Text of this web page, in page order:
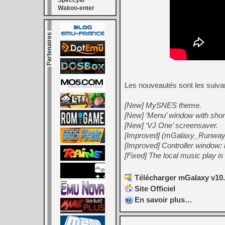
Wakoo-enter
Les nouveautés sont les
[New] MySNES theme.
[New] ‘Menu’ window with
[New] ‘VJ One’ screensaver.
[Improved]
[Improved] Controller
[Fixed] The local music play
Télécharger mGalaxy
Site Officiel
En savoir plus…